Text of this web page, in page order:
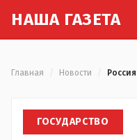
НАША ГАЗЕТА
Главная Новости
ГОСУДАРСТВО